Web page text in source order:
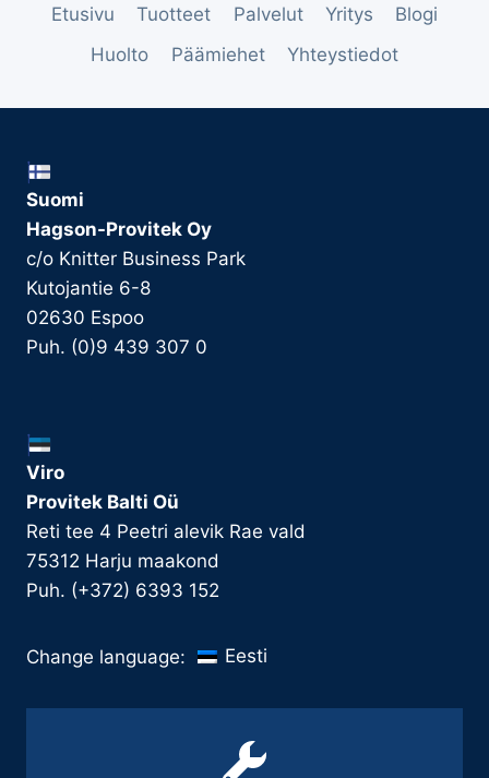
Etusivu Tuotteet Palvelut Yritys
Blogi
Huolto
Päämiehet Yhteystiedot
Suomi
Hagson-Provitek Oy
c/o Knitter Business Park
Kutojantie 6-8
02630 Espoo
Puh. (0)9 439 307 0
Viro
Provitek Balti Oü
Reti tee 4 Peetri alevik Rae vald
75312 Harju maakond
Puh. (+372) 6393 152
Change language: Eesti